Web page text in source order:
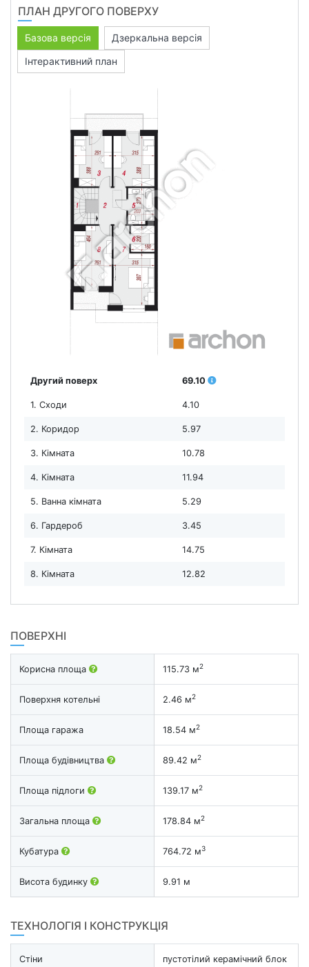
ПЛАН ДРУГОГО ПОВЕРХУ
Базова версія
Дзеркальна версія
Інтерактивний план
Другий поверх 69.10
1. Сходи 4.10
2. Коридор 5.97
3. Кімната 10.78
4. Кімната 11.94
5. Ванна кімната 5.29
6. Гардероб 3.45
7. Кімната 14.75
8. Кімната 12.82
ПОВЕРХНІ
Корисна площа 115.73 м2
Поверхня котельні 2.46 м2
Площа гаража 18.54 м2
Площа будівництва 89.42 м2
Площа підлоги 139.17 м2
Загальна площа 178.84 м2
Кубатура 764.72 м3
Висота будинку 9.91 м
ТЕХНОЛОГІЯ І КОНСТРУКЦІЯ
Стіни
пустотілий керамічний блок